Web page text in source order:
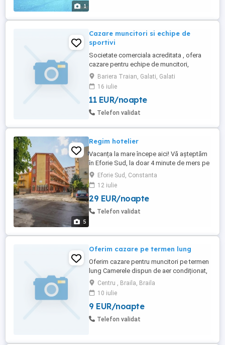
1
Cazare muncitori si echipe de
sportivi
Societate comerciala acreditata , ofera
cazare pentru echipe de muncitori,
sportivi. Preturi incepand de la 60 Ron
persoana noapte. La cerere putem oferi
servicii de masa. Pentru detalii sunati la nr
de telefon: zero-sapte-trei-zero-cinci-opt-
noua-noua-zero-opt
Bariera Traian, Galati, Galati
16 iulie
11 EUR/noapte
Telefon validat
5
Regim hotelier
Vacanța la mare începe aici! Vă așteptăm
în Eforie Sud, la doar 4 minute de mers pe
jos de plajă, pentru un sejur relaxant și
confortabil. Oferim: Camere duble
Apartamente cu 2 camere Baie proprie în
fiecare cameră Atmosferă liniștită și
primitoare Fie că veniți în cuplu, cu familia
Eforie Sud, Constanta
12 iulie
29 EUR/noapte
Telefon validat
Oferim cazare pe termen lung
Oferim cazare pentru muncitori pe termen
lung Camerele dispun de aer condiționat,
TV,baie proprie Condițiile sunt ca al unui
hotel de 3 stele.
Centru , Braila, Braila
10 iulie
9 EUR/noapte
Telefon validat